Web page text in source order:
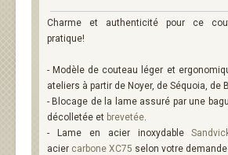
Charme et authenticité pour ce
pratique!
- Modèle de couteau léger et
ateliers à partir de Noyer, de Séquoia, de
- Blocage de la lame assuré par une
décolletée et brevetée.
- Lame en acier inoxydable
acier carbone XC75 selon votre demande.